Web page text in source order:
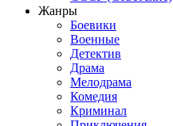
Жанры
Боевики
Военные
Детектив
Драма
Мелодрама
Комедия
Криминал